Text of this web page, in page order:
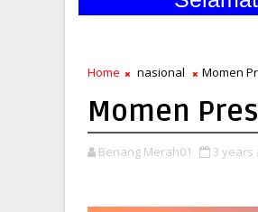
Home nasional Momen
Momen
Benang Merah01 3 years